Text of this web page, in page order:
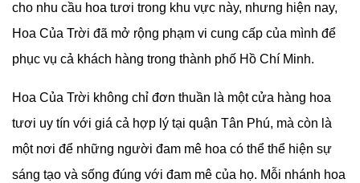
cho nhu cầu hoa tươi trong khu vực này, nhưng hiện nay,
Hoa Của Trời đã mở rộng phạm vi cung cấp của mình để
phục vụ cả khách hàng trong thành phố Hồ Chí Minh.
Hoa Của Trời không chỉ đơn thuần là một cửa hàng hoa
tươi uy tín với giá cả hợp lý tại quận Tân Phú, mà còn là
một nơi để những người đam mê hoa có thể thể hiện sự
sáng tạo và sống đúng với đam mê của họ. Mỗi nhánh hoa